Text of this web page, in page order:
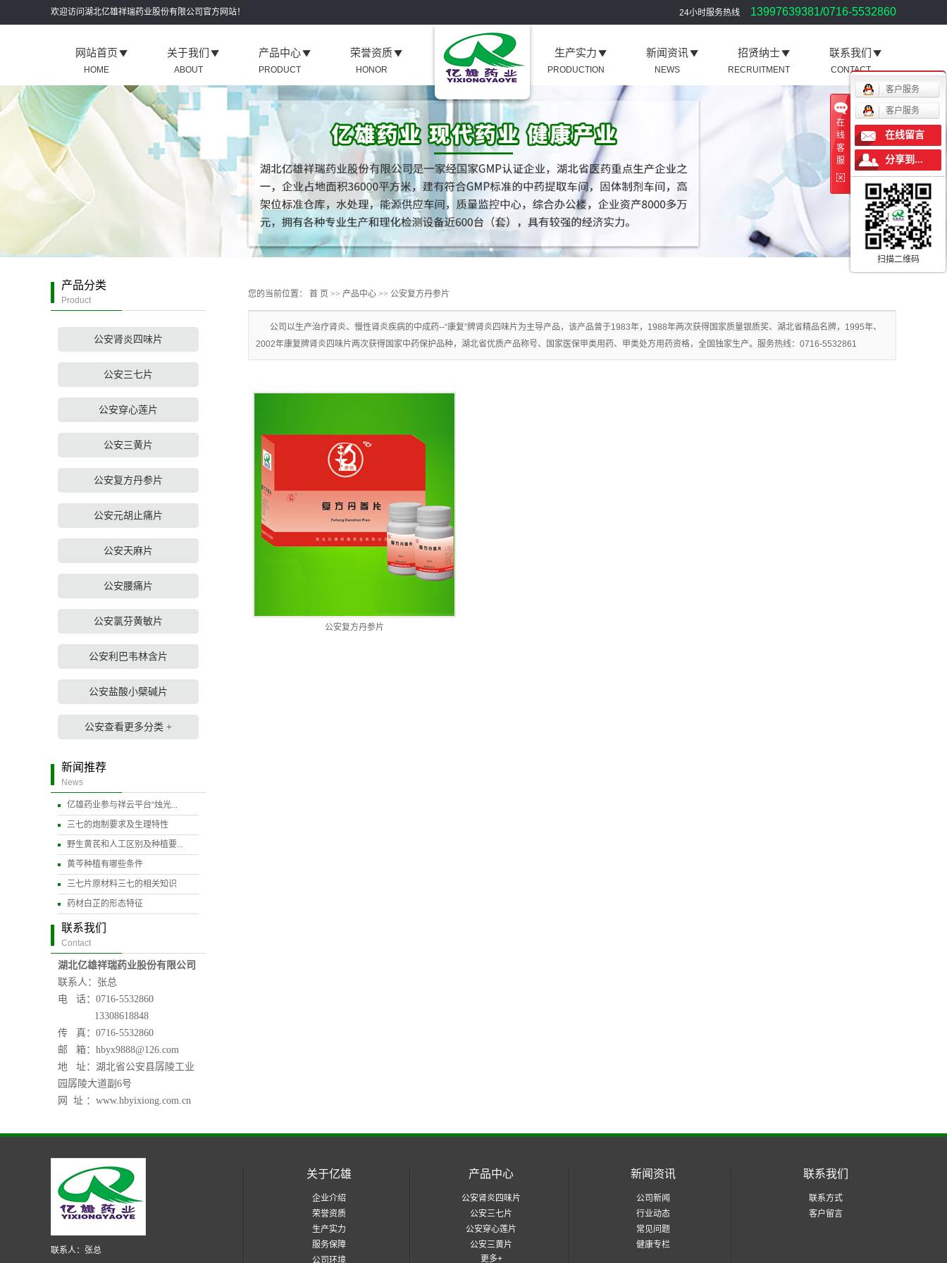
欢迎访问湖北亿雄祥瑞药业股份有限公司官方网站！ 24小时服务热线 13997639381/0716-5532860
网站首页
HOME
关于我们
ABOUT
企业介绍
荣誉资质
生产实力
服务保障
产品中心
PRODUCT
公安肾炎四味片
公安三七片
公安穿心莲片
公安三黄片
公安复方丹参片
公安元胡止痛片
公安天麻片
公安腰痛片
公安利巴韦林含片
公安盐酸小檗碱片
公安查看更多分类 +
荣誉资质
HONOR
生产实力
PRODUCTION
新闻资讯
NEWS
招贤纳士
RECRUITMENT
联系我们
CONTACT
产品分类
Product
公安肾炎四味片
公安三七片
公安穿心莲片
公安三黄片
公安复方丹参片
公安元胡止痛片
公安天麻片
公安腰痛片
公安氯芬黄敏片
公安利巴韦林含片
公安盐酸小檗碱片
公安查看更多分类 +
新闻推荐
News
亿雄药业参与祥云平台“烛光...
三七的炮制要求及生理特性
野生黄芪和人工区别及种植要...
黄芩种植有哪些条件
三七片原材料三七的相关知识
药材白芷的形态特征
联系我们
Contact
湖北亿雄祥瑞药业股份有限公司
联系人：张总
电 话：0716-5532860
13308618848
传 真：0716-5532860
邮 箱： hbyx9888@126.com
地 址：湖北省公安县孱陵工业
园孱陵大道副6号
网 址 ：www.hbyixiong.com.cn
您的当前位置： 首 页 >> 产品中心 >> 公安复方丹参片
公司以生产治疗肾炎、慢性肾炎疾病的中成药--“康复”牌肾炎四味片为主导产品，该产品曾于1983年，1988年两次获得国家质量银质奖、湖北省精品名牌，1995年、
2002年康复牌肾炎四味片两次获得国家中药保护品种，湖北省优质产品称号、国家医保甲类用药、甲类处方用药资格，全国独家生产。服务热线：0716-5532861
公安复方丹参片
联系人：张总
关于亿雄
企业介绍
荣誉资质
生产实力
服务保障
公司环境
产品中心
公安肾炎四味片
公安三七片
公安穿心莲片
公安三黄片
更多+
新闻资讯
公司新闻
行业动态
常见问题
健康专栏
联系我们
联系方式
客户留言
在
线
客
服
客户服务
客户服务
在线留言
分享到...
扫描二维码